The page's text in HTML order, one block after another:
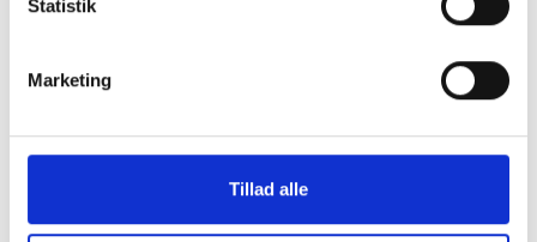
Statistik
Marketing
Tillad alle
Færre unge fra det almene er ufaglærte og flere får
Den almene sektor har haft en kraftig fremgang i andelen
af velfærdsuddannede. Det viser en analyse, som BL har
lavet i samarbejde med Arbejderbevægelsens Erhvervsråd